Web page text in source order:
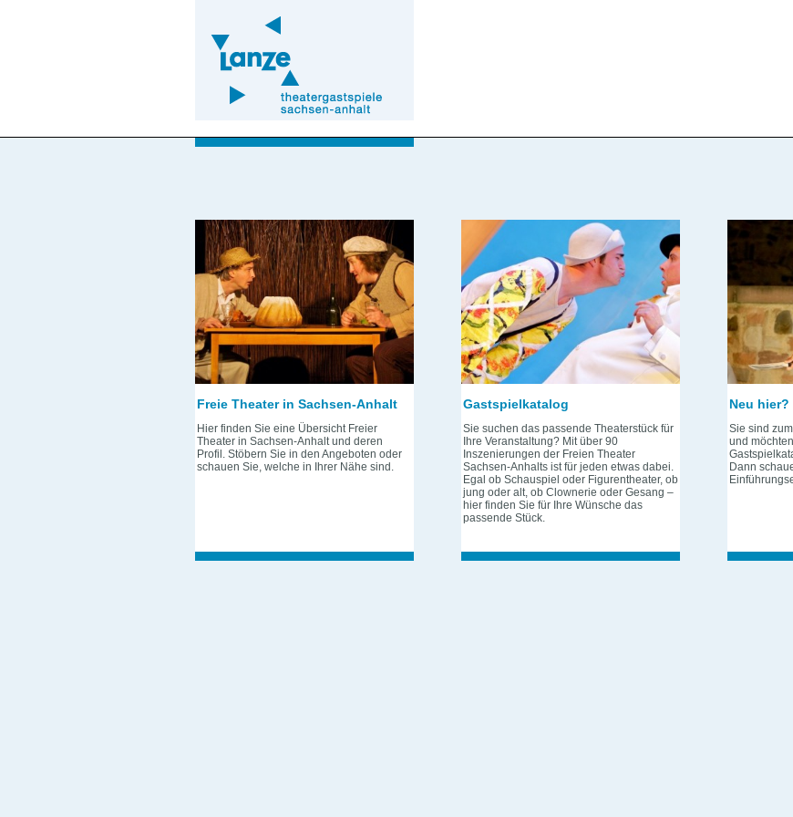
Freie Theater in Sachsen-Anhalt
Hier finden Sie eine Übersicht Freier
Theater in Sachsen-Anhalt und deren
Profil. Stöbern Sie in den Angeboten oder
schauen Sie, welche in Ihrer Nähe sind.
Gastspielkatalog
Sie suchen das passende Theaterstück für
Ihre Veranstaltung? Mit über 90
Inszenierungen der Freien Theater
Sachsen-Anhalts ist für jeden etwas dabei.
Egal ob Schauspiel oder Figurentheater, ob
jung oder alt, ob Clownerie oder Gesang –
hier finden Sie für Ihre Wünsche das
passende Stück.
Neu hier?
Sie sind
und
Dann